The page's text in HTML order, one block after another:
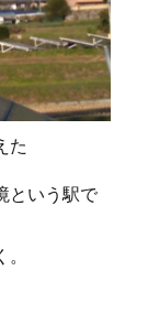
た
という駅で